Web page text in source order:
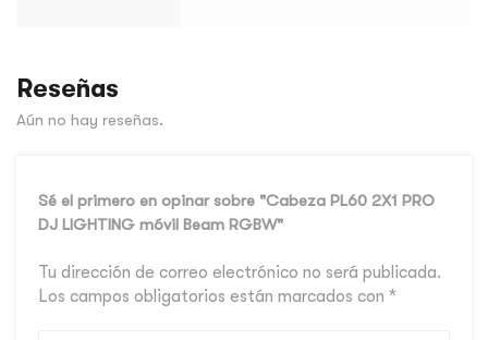
Reseñas
Aún no hay reseñas.
Sé el primero en opinar sobre "Cabeza PL60 2X1 PRO
DJ LIGHTING móvil Beam RGBW"
Tu dirección de correo electrónico no será publicada.
Los campos obligatorios están marcados con *